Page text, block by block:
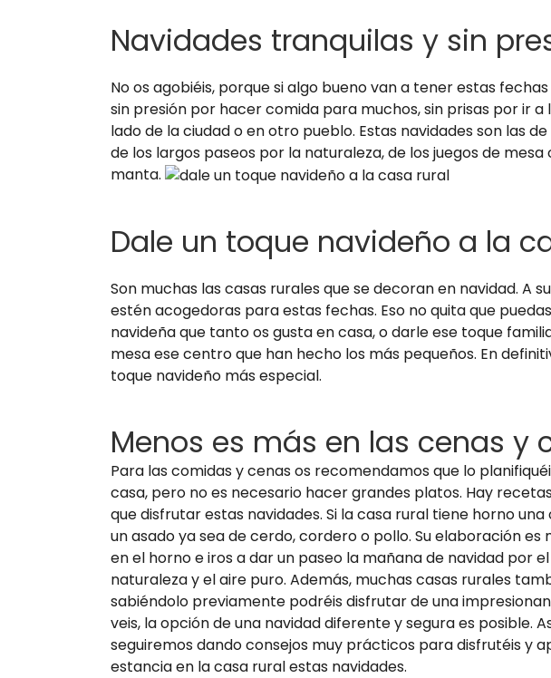
Navidades tranquilas y sin
No os agobiéis, porque si algo bueno van a tener estas
sin presión por hacer comida para muchos, sin prisas por ir
lado de la ciudad o en otro pueblo. Estas navidades son las
de los largos paseos por la naturaleza, de los juegos de
manta.
Dale un toque navideño a la
Son muchas las casas rurales que se decoran en navidad. A
estén acogedoras para estas fechas. Eso no quita que
navideña que tanto os gusta en casa, o darle ese toque
mesa ese centro que han hecho los más pequeños. En
toque navideño más especial.
Menos es más en las cenas y
Para las comidas y cenas os recomendamos que lo
casa, pero no es necesario hacer grandes platos. Hay
que disfrutar estas navidades. Si la casa rural tiene horno
un asado ya sea de cerdo, cordero o pollo. Su elaboración
en el horno e iros a dar un paseo la mañana de navidad por
naturaleza y el aire puro. Además, muchas casas rurales
sabiéndolo previamente podréis disfrutar de una
veis, la opción de una navidad diferente y segura es posible.
seguiremos dando consejos muy prácticos para disfrutéis y
estancia en la casa rural estas navidades.